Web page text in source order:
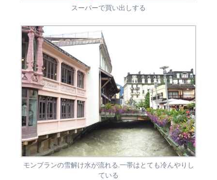
スーパーで買い出しする
モンブランの雪解け水が流れる.一帯はとても冷んやりし
ている